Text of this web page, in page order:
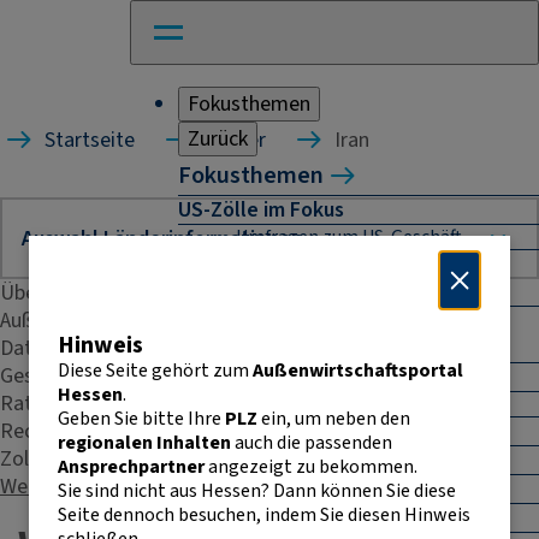
Fokusthemen
Zurück
Fokusthemen
US-Zölle im Fokus
Umfragen zum US-Geschäft
Naher Osten: Auswirkungen für
Absicherung und Finanzierung im
Außenhandel Hessen
CBAM
Entwicklungszusammenarbeit
E-Commerce
E-Rechnung in der EU
Startseite Länder Iran
Übersicht
Außenhandelsstatistik
Daten & Fakten
Geschäftspraxis
Rating
Recht & Steuern
Zoll
Weitere Kontakte
Hinweis
Diese Seite gehört zumAußenwirtschaftsportal
Hessen.
Geben Sie bitte Ihre PLZein, um neben den
regionalen Inhaltenauch die passenden
Ansprechpartnerangezeigt zu bekommen.
Sie sind nicht aus Hessen? Dann können Sie diese
Seite dennoch besuchen, indem Sie diesen Hinweis